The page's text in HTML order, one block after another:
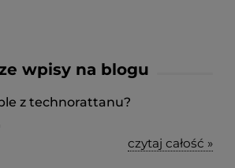
wpisy na blogu
z technorattanu?
czytaj całość »